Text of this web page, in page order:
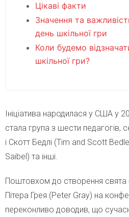
Цікаві факти
Значення та
день шкільної гри
Коли будемо
шкільної гри?
Ініціатива народилася у США у
стала група з шести педагогів,
і Скотт Бедлі (Tim and Scott
Saibel) та інші.
Поштовхом до створення свята
Пітера Грея (Peter Gray) на
переконливо доводив, що